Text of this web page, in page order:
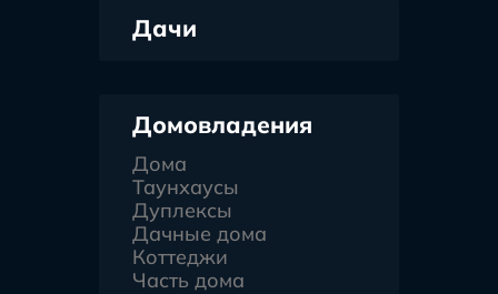
Дачи
Домовладения
Дома
Таунхаусы
Дуплексы
Дачные дома
Коттеджи
Часть дома